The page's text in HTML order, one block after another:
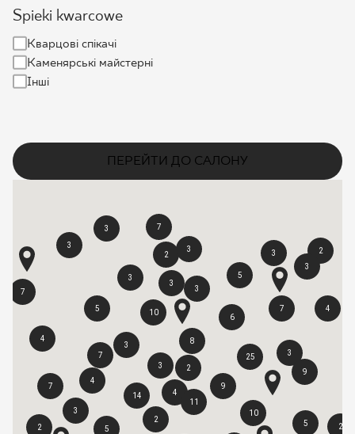
МІЙ ПРОФІЛЬ
PL EN SK DE UK RU
Spieki kwarcowe
Кварцові спікачі
Каменярські майстерні
Інші
ПЕРЕЙТИ ДО САЛОНУ
3
14
9
10
5
7
4
3
7
9
5
25
3
7
4
5
11
10
2
3
6
3
3
3
3
3
5
2 2
3
3
8
4
7
7
2
4
3
2
2